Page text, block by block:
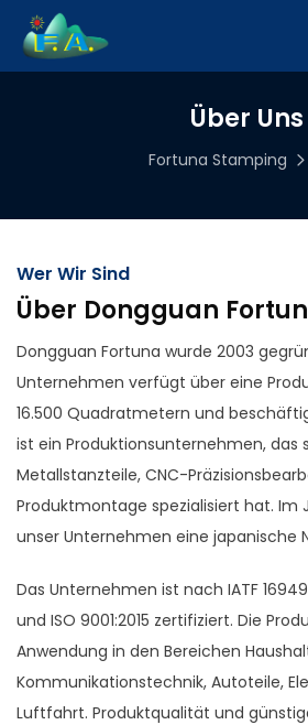
Über Uns
Fortuna Stamping
Wer Wir Sind
Über Dongguan
Dongguan Fortuna wurde 2003
Unternehmen verfügt über eine
16.500 Quadratmetern und
ist ein Produktionsunternehmen, das
Metallstanzteile, CNC-
Produktmontage spezialisiert hat. Im
unser Unternehmen eine japanische
Das Unternehmen ist nach IATF
und ISO 9001:2015 zertifiziert. Die
Anwendung in den Bereichen
Kommunikationstechnik, Autoteile,
Luftfahrt. Produktqualität und